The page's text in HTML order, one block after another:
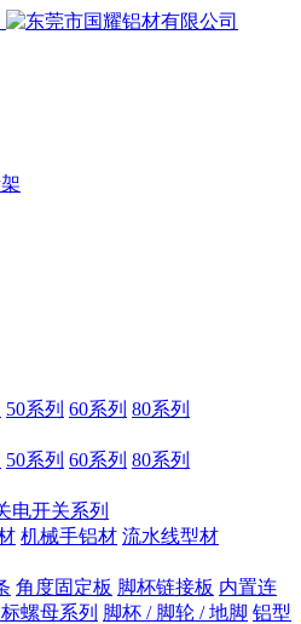
50系列 60系列 80系列
50系列 60系列 80系列
电开关系列
机械手铝材 流水线型材
角度固定板 脚杯链接板 内置连
螺母系列 脚杯 / 脚轮 / 地脚 铝型